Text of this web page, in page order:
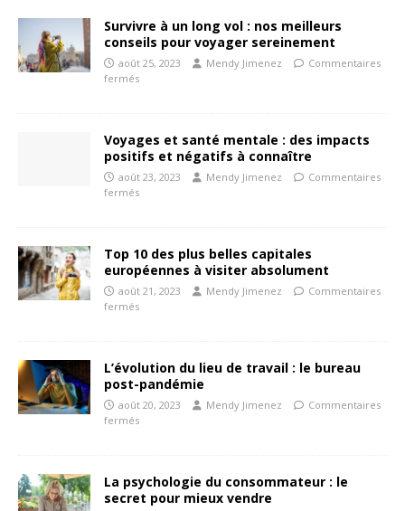
Survivre à un long vol : nos meilleurs
conseils pour voyager sereinement
août 25, 2023 Mendy Jimenez
Commentaires
fermés
Voyages et santé mentale : des impacts
positifs et négatifs à connaître
août 23, 2023 Mendy Jimenez
Commentaires
fermés
Top 10 des plus belles capitales
européennes à visiter absolument
août 21, 2023 Mendy Jimenez
Commentaires
fermés
L’évolution du lieu de travail : le bureau
post-pandémie
août 20, 2023 Mendy Jimenez
Commentaires
fermés
La psychologie du consommateur : le
secret pour mieux vendre